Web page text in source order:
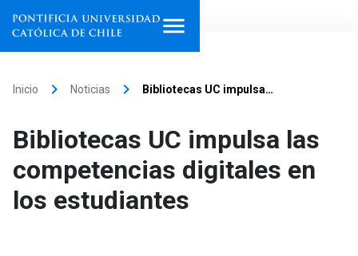
Facultades, escuelas e
institutos
Investigación
Inicio keyboard_arrow_right Noticias keyboard_arrow_right Bibliotecas UC impulsa…
Bibliotecas UC impulsa las
competencias digitales en
los estudiantes